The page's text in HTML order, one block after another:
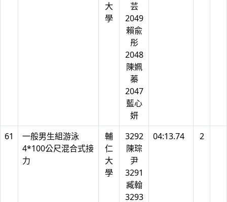
大
學
芸
2049
賴兪
彤
2048
陳姵
蓁
2047
藍心
妍
61
一般男生組游泳
4*100公尺混合式接
力
輔
仁
大
學
3292
陳琮
尹
3291
臧翰
3293
04:13.74 2